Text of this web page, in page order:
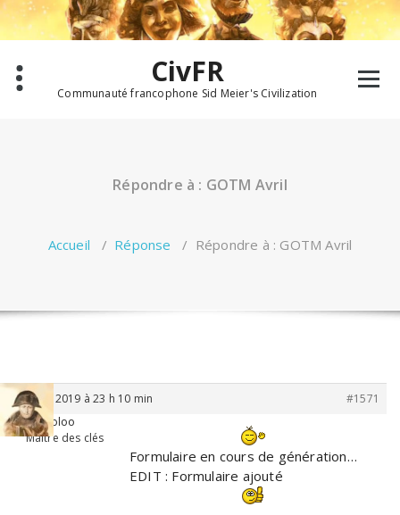
Aller
contenu
CivFR
Communauté francophone Sid Meier's Civilization
Répondre à : GOTM Avril
Accueil / Réponse / Répondre à : GOTM Avril
1 avril 2019 à 23 h 10 min
#1571
Coloo
Maître des clés
Formulaire en cours de génération…
EDIT : Formulaire ajouté